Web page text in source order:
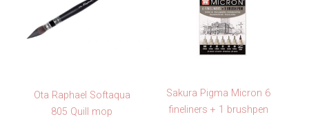
Ota Raphael Softaqua
805 Quill mop
Sakura Pigma Micron 6
fineliners + 1 brushpen